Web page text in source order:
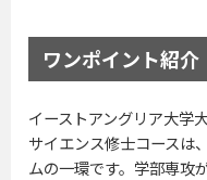
ワンポイント紹介
イーストアングリア大学
サイエンス修士コースは
ムの一環です。学部専攻